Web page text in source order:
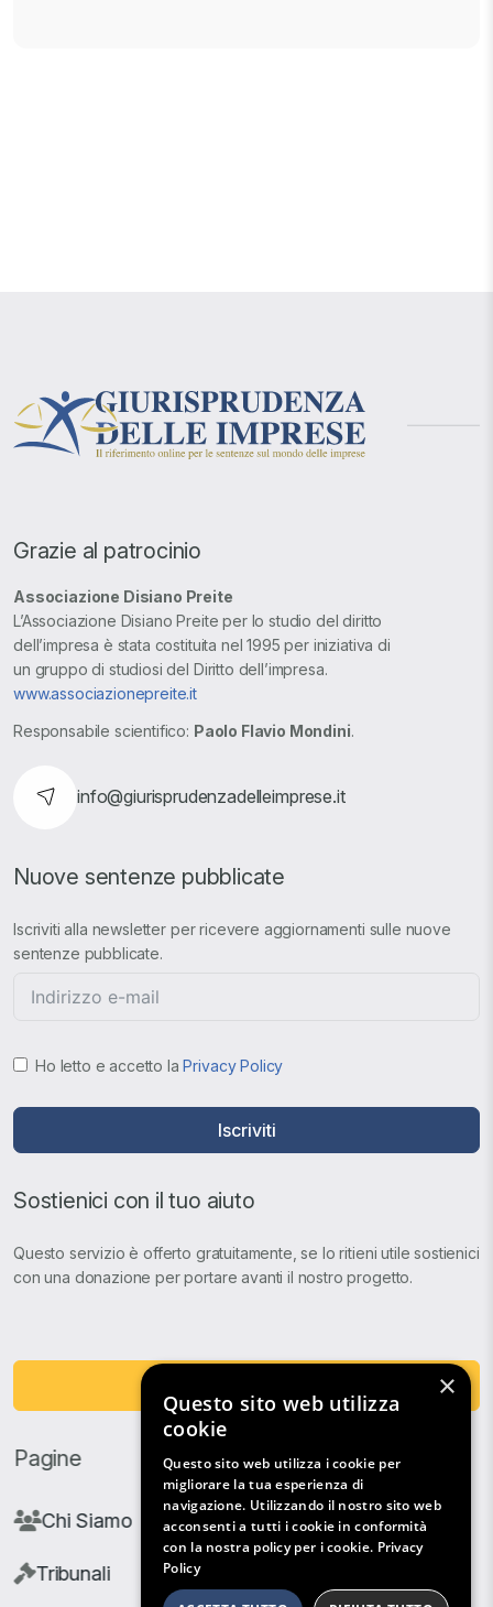
Grazie al patrocinio
Associazione Disiano Preite
L’Associazione Disiano Preite per lo studio del diritto
dell’impresa è stata costituita nel 1995 per iniziativa di
un gruppo di studiosi del Diritto dell’impresa.
www.associazionepreite.it
Responsabile scientifico: Paolo Flavio Mondini.
info@giurisprudenzadelleimprese.it
Nuove sentenze pubblicate
Iscriviti alla newsletter per ricevere aggiornamenti sulle nuove
sentenze pubblicate.
Ho letto e accetto laPrivacy Policy
Iscriviti
Sostienici con il tuo aiuto
Questo servizio è offerto gratuitamente, se lo ritieni utile sostienici
con una donazione per portare avanti il nostro progetto.
Pagine
Chi Siamo
Tribunali
×
Questo sito web utilizza
cookie
Questo sito web utilizza i cookie per
migliorare la tua esperienza di
navigazione. Utilizzando il nostro sito web
acconsenti a tutti i cookie in conformità
con la nostra policy per i cookie. Privacy
Policy